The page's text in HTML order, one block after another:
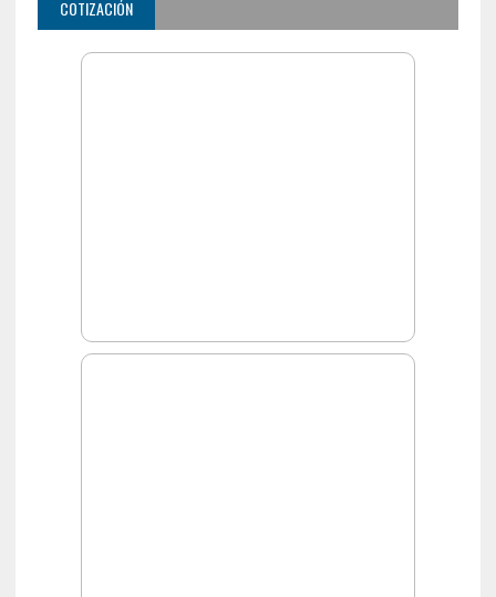
COTIZACIÓN